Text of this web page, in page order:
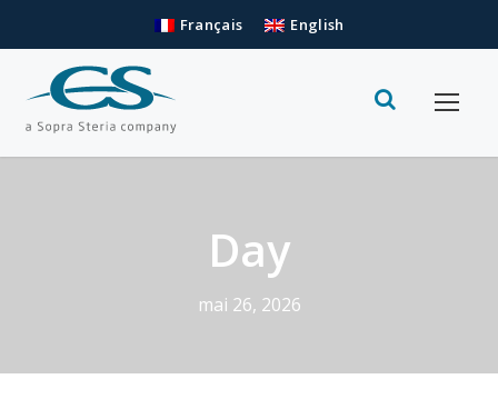
Français English
Day
mai 26, 2026